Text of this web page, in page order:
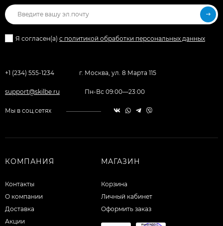
Я согласен(a) с политикой обработки персональных данных
+1 (234) 555-1234 г. Москва, ул. 8 Марта 115
support@skilbe.ru Пн-Вс 09:00—23:00
Мы в соц.сетях
КОМПАНИЯ
Контакты
О компании
Доставка
Акции
МАГАЗИН
Корзина
Личный кабинет
Оформить заказ